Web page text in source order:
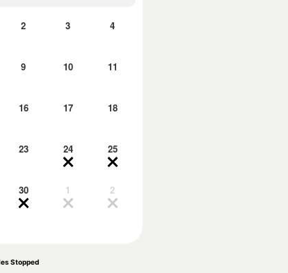
2 3 4
9 10 11
16 17 18
23 24 25
30 1 2
Stopped